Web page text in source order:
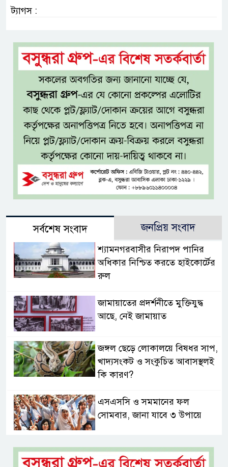
ট্যাগস :
সর্বশেষ সংবাদ জনপ্রিয় সংবাদ
শ্যামনগরবাসীর নিরাপদ পানির
অধিকার নিশ্চিত করতে হাইকোর্টের
রুল
জামায়াতের প্রদর্শনীতে মুক্তিযুদ্ধ
আছে, নেই জামায়াত
জঙ্গল ছেড়ে লোকালয়ে বিষধর সাপ,
খাদ্যসংকট ও সংকুচিত আবাসস্থলই
কি কারণ?
এসএসসি ও সমমানের ফল
সোমবার, জানা যাবে ৩ উপায়ে
একই খাটে মা-ছেলের লাশ, শিশুর
হাত-পা বাঁধা—যশোরে রহস্যজনক